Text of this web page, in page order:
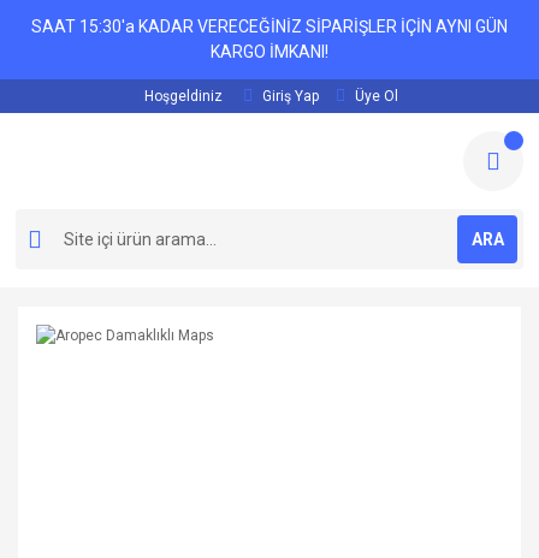
SAAT 15:30'a KADAR VERECEĞİNİZ SİPARİŞLER İÇİN AYNI GÜN
KARGO İMKANI!
Hoşgeldiniz Giriş Yap Üye Ol
ARA